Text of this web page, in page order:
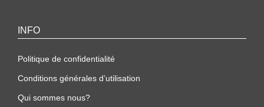
INFO
Politique de confidentialité
Conditions générales d’utilisation
Qui sommes nous?